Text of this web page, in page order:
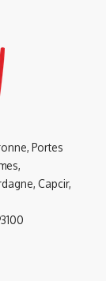
Portes
Capcir,